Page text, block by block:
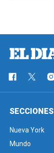
SECCIONES
Nueva York
Mundo